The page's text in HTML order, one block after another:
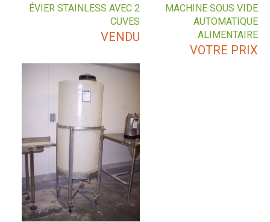
MACHINE SOUS VIDE
AUTOMATIQUE
ALIMENTAIRE
VOTRE PRIX
ÉVIER STAINLESS AVEC 2
CUVES
VENDU